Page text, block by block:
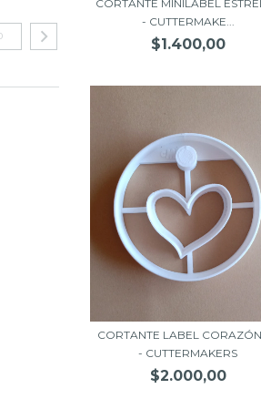
CORTANTE MINILABEL
- CUTTERMAKE...
$1.400,00
CORTANTE LABEL
- CUTTERMAKERS
$2.000,00